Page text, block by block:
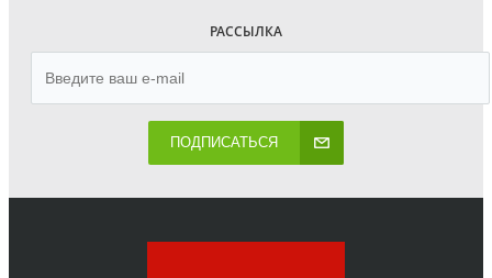
РАССЫЛКА
ПОДПИСАТЬСЯ